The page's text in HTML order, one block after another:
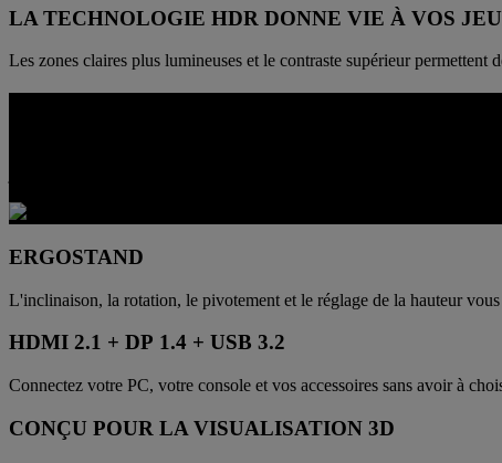
LA TECHNOLOGIE HDR DONNE VIE À VOS
Les zones claires plus lumineuses et le contraste supérieur
ERGOSTAND
L'inclinaison, la rotation, le pivotement et le réglage de la hauteur
HDMI 2.1 + DP 1.4 + USB 3.2
Connectez votre PC, votre console et vos accessoires sans avoir à
CONÇU POUR LA VISUALISATION 3D